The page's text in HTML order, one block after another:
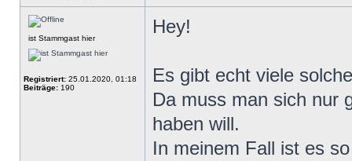
ist Stammgast hier
Registriert: 25.01.2020, 01:18
Beiträge: 190
Hey!
Es gibt echt viele
Da muss man sich nur
haben will.
In meinem Fall ist es